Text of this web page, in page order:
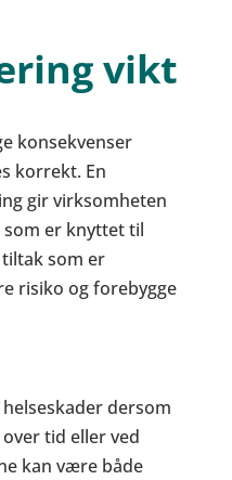
vikt
konsekvenser
korrekt. En
gir virksomheten
er knyttet til
som er
risiko og forebygge
dersom
tid eller ved
kan være både